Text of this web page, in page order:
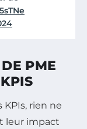
PME
rien ne
leur impact